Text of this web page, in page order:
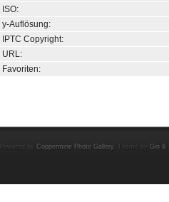
ISO:
y-Auflösung:
IPTC Copyright:
URL:
Favoriten:
Powered by Coppermine Photo Gallery. Theme by Gin &